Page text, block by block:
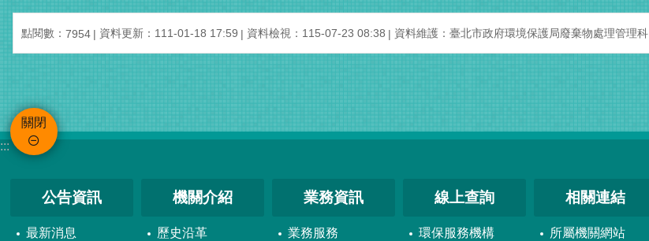
點閱數： 7954 資料更新：111-01-18 17:59 資料檢視：115-07-23 08:38 資料維護：臺北市政府環境保護局廢棄物處理管理科
關閉
:::
公告資訊
最新消息
機關介紹
歷史沿革
業務資訊
業務服務
線上查詢
環保服務機構
相關連結
所屬機關網站